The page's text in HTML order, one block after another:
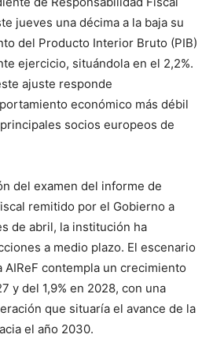
jueves una décima a la baja su
del Producto Interior Bruto (PIB)
ejercicio, situándola en el 2,2%.
ajuste responde
económico más débil
socios europeos de
del examen del informe de
remitido por el Gobierno a
de abril, la institución ha
a medio plazo. El escenario
AIReF contempla un crecimiento
y del 1,9% en 2028, con una
que situaría el avance de la
el año 2030.